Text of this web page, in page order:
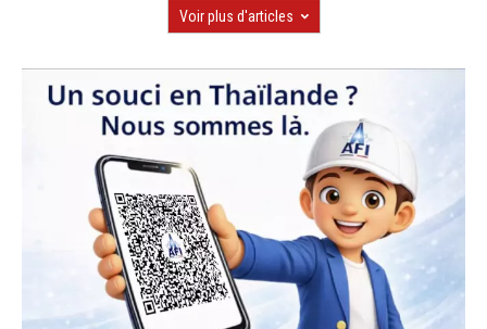
Voir plus d'articles